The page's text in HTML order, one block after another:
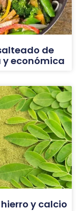
de
económica
y calcio